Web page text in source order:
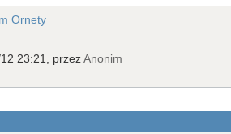
Ornety
23:21, przezAnonim